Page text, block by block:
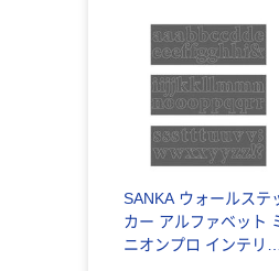
SANKA ウォールステ
カー アルファベット
ニオンプロ インテリア